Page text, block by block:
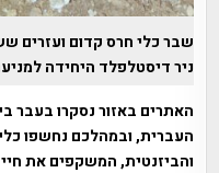
שבר כלי חרס קדום ועזרים
ניר דיסטלפלד היחידה
האתרים באזור נסקרו בעבר
העברית, ובמהלכם נחשפו
והביזנטית, המשקפים את